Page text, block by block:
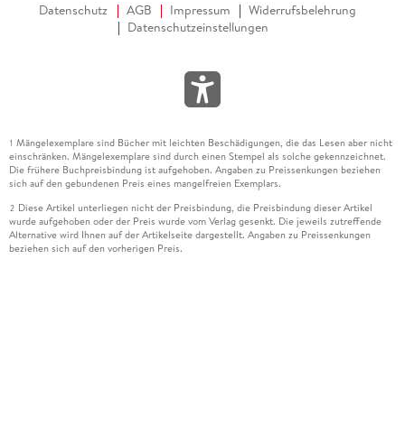
Datenschutz AGB Impressum
Widerrufsbelehrung
Datenschutzeinstellungen
1 Mängelexemplare sind Bücher mit leichten Beschädigungen, die das Lesen aber nicht
einschränken. Mängelexemplare sind durch einen Stempel als solche gekennzeichnet.
Die frühere Buchpreisbindung ist aufgehoben. Angaben zu Preissenkungen beziehen
sich auf den gebundenen Preis eines mangelfreien Exemplars.
2 Diese Artikel unterliegen nicht der Preisbindung, die Preisbindung dieser Artikel
wurde aufgehoben oder der Preis wurde vom Verlag gesenkt. Die jeweils zutreffende
Alternative wird Ihnen auf der Artikelseite dargestellt. Angaben zu Preissenkungen
beziehen sich auf den vorherigen Preis.